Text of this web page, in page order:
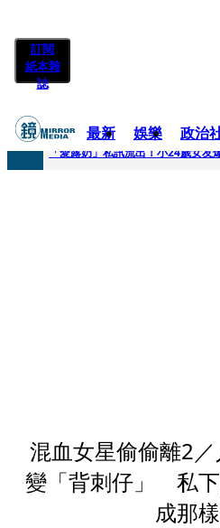
訂閱
紙本雜
誌
最新 娛樂 政治
快訊
混血女星偷偷離2
變「背刺仔」 私
成那